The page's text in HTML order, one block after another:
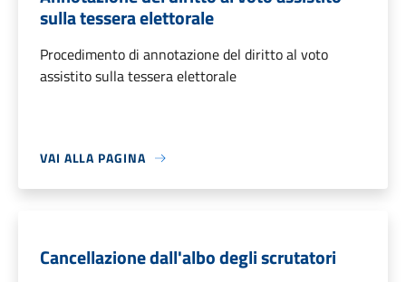
sulla tessera elettorale
Procedimento di annotazione del diritto al voto
assistito sulla tessera elettorale
VAI ALLA PAGINA
Cancellazione dall'albo degli scrutatori